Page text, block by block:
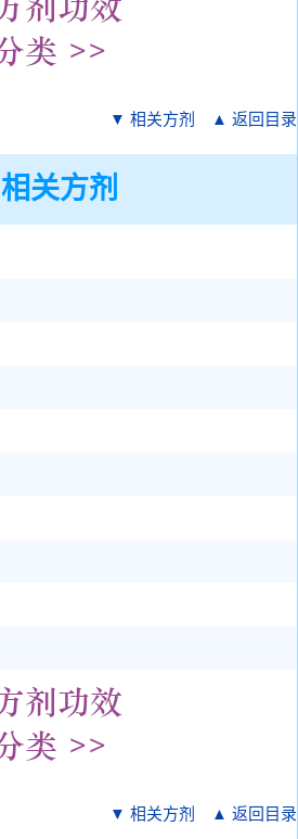
▼ 相关方剂 ▲ 返回目录
相关方剂
▼ 相关方剂 ▲ 返回目录